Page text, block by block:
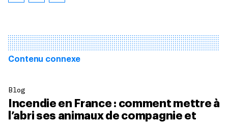
Contenu connexe
Blog
Incendie en France : comment mettre à
l’abri ses animaux de compagnie et